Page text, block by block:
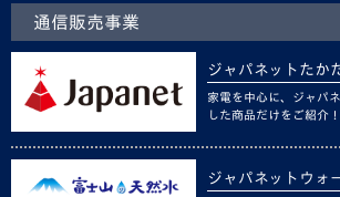
通信販売事業
ジャパネットたか
家電を中心に、ジャパ
した商品だけをご紹介！
ジャパネットウォ